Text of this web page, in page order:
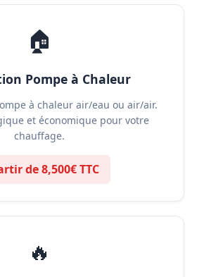
🏠
Pompe à Chaleur
à chaleur air/eau ou air/air.
et économique pour votre
chauffage.
de 8,500€ TTC
🔥